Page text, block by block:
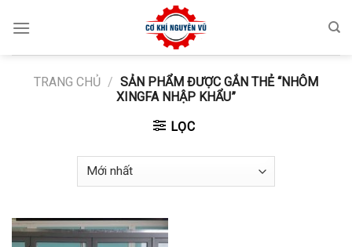
TRANG CHỦ / SẢN PHẨM ĐƯỢC GẮN THẺ “NHÔM
XINGFA NHẬP KHẨU”
LỌC